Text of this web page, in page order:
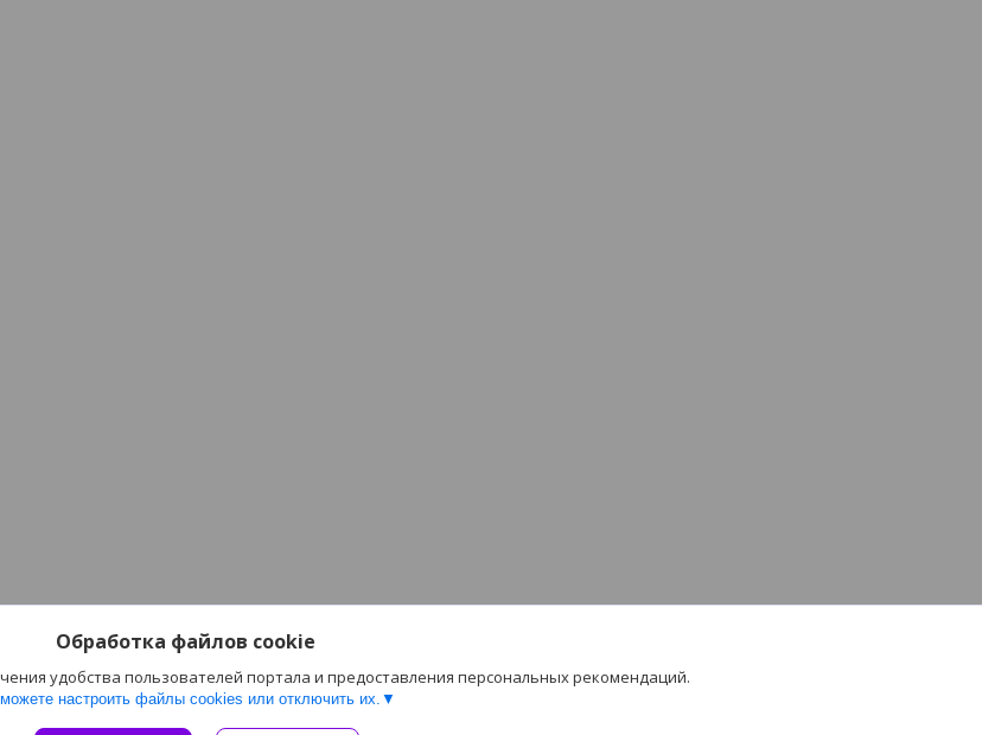
Обработка файлов cookie
удобства пользователей портала и предоставления персональных рекомендаций.
настроить файлы cookies или отключить их.